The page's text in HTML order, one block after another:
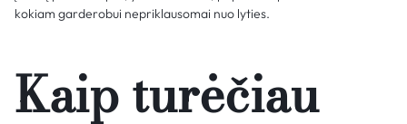
kokiam garderobui nepriklausomai nuo lyties.
Kaip turėčiau